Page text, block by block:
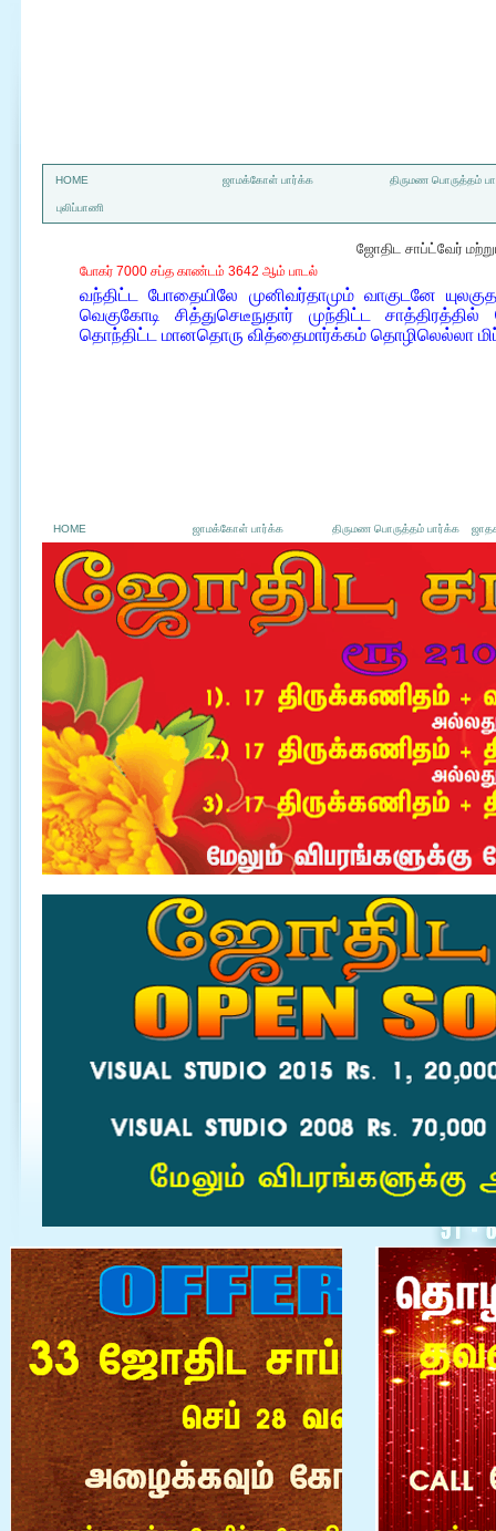
HOME ஜாமக்கோள் பார்க்க திருமண பொருத்தம்
புலிப்பாணி
ஜோதிட சாப்ட்வேர்
போகர் 7000 சப்த காண்டம் 3642 ஆம் பாடல்
வந்திட்ட போதையிலே முனிவர்தாமும் வாகுடனே
வெகுகோடி சித்துசெடீநுதார் முந்திட்ட
தொந்திட்ட மானதொரு வித்தைமார்க்கம் தொழிலெல்லா
HOME ஜாமக்கோள் பார்க்க திருமண பொருத்தம் பார்க்க